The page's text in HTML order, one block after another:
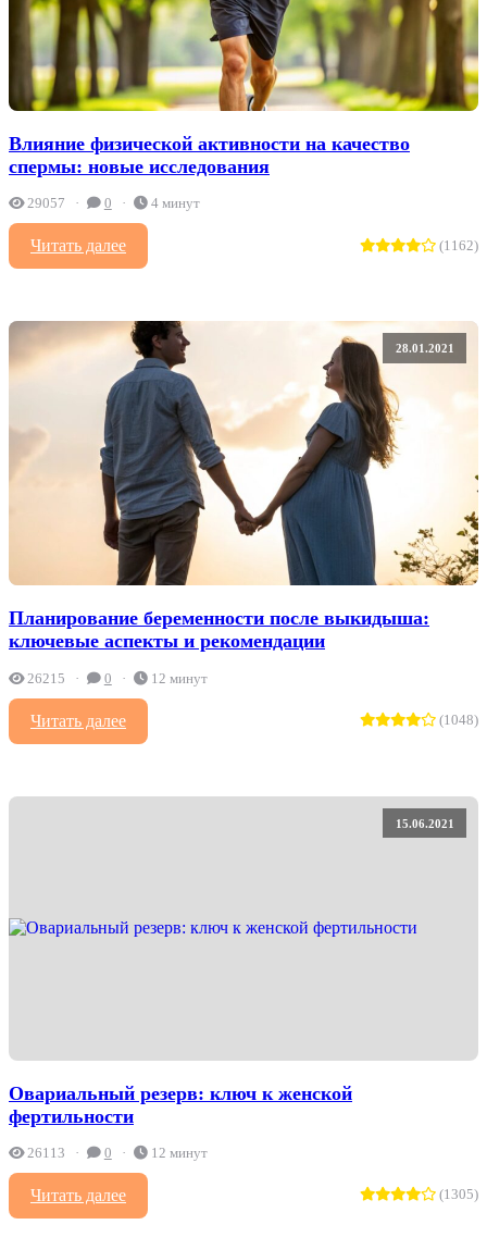
Влияние физической активности на качество
спермы: новые исследования
29057 0 4 минут
Читать далее (1162)
28.01.2021
Планирование беременности после выкидыша:
ключевые аспекты и рекомендации
26215 0 12 минут
Читать далее (1048)
15.06.2021
Овариальный резерв: ключ к женской
фертильности
26113 0 12 минут
Читать далее (1305)